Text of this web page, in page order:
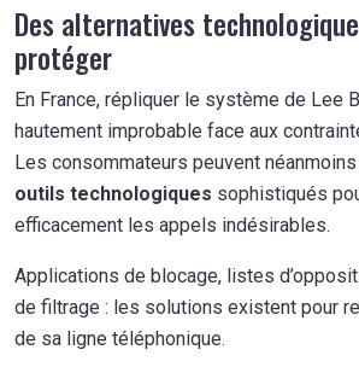
Des alternatives
protéger
En France, répliquer le système de Lee
hautement improbable face aux
Les consommateurs peuvent
outils technologiques sophistiqués
efficacement les appels indésirables.
Applications de blocage, listes
de filtrage : les solutions existent pour
de sa ligne téléphonique.